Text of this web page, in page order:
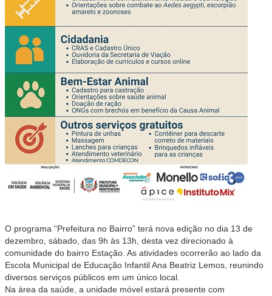
O programa “Prefeitura no Bairro” terá nova edição no dia 13 de
dezembro, sábado, das 9h às 13h, desta vez direcionado à
comunidade do bairro Estação. As atividades ocorrerão ao lado da
Escola Municipal de Educação Infantil Ana Beatriz Lemos, reunindo
diversos serviços públicos em um único local.
Na área da saúde, a unidade móvel estará presente com